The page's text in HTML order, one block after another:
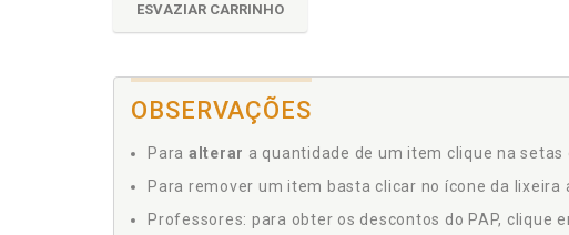
ESVAZIAR CARRINHO
OBSERVAÇÕES
Para alterar a quantidade de um item clique na
Para remover um item basta clicar no ícone da lixeira
Professores: para obter os descontos do PAP, clique